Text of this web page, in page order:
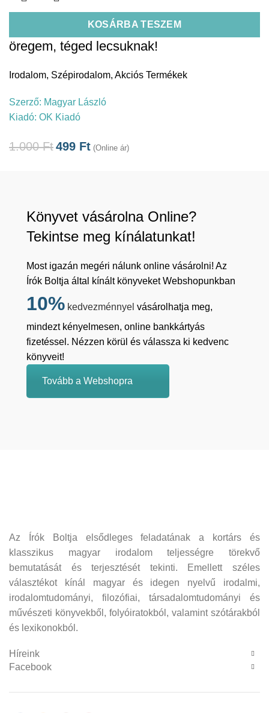
KOSÁRBA TESZEM
öregem, téged lecsuknak!
Irodalom, Szépirodalom, Akciós Termékek
Szerző: Magyar László
Kiadó: OK Kiadó
1.000Ft499 Ft (Online ár)
Könyvet vásárolna Online?
Tekintse meg kínálatunkat!
Most igazán megéri nálunk online vásárolni! Az
Írók Boltja által kínált könyveket Webshopunkban
10% kedvezménnyel vásárolhatja meg,
mindezt kényelmesen, online bankkártyás
fizetéssel. Nézzen körül és válassza ki kedvenc
könyveit!
Tovább a Webshopra
Az Írók Boltja elsődleges feladatának a kortárs és
klasszikus magyar irodalom teljességre törekvő
bemutatását és terjesztését tekinti. Emellett széles
választékot kínál magyar és idegen nyelvű irodalmi,
irodalomtudományi, filozófiai, társadalomtudományi és
művészeti könyvekből, folyóiratokból, valamint szótárakból
és lexikonokból.
Híreink
Facebook